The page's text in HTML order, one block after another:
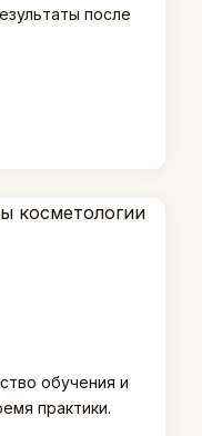
после
обучения и
практики.